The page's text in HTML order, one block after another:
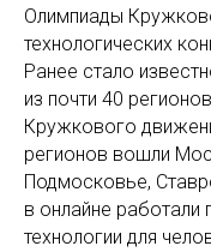
Олимпиады
технологических
Ранее стало
из почти 40
Кружкового
регионов вошли
Подмосковье,
в онлайне работали
технологии для